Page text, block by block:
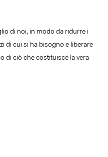
di noi, in modo da ridurre i
di cui si ha bisogno e liberare
di ciò che costituisce la vera